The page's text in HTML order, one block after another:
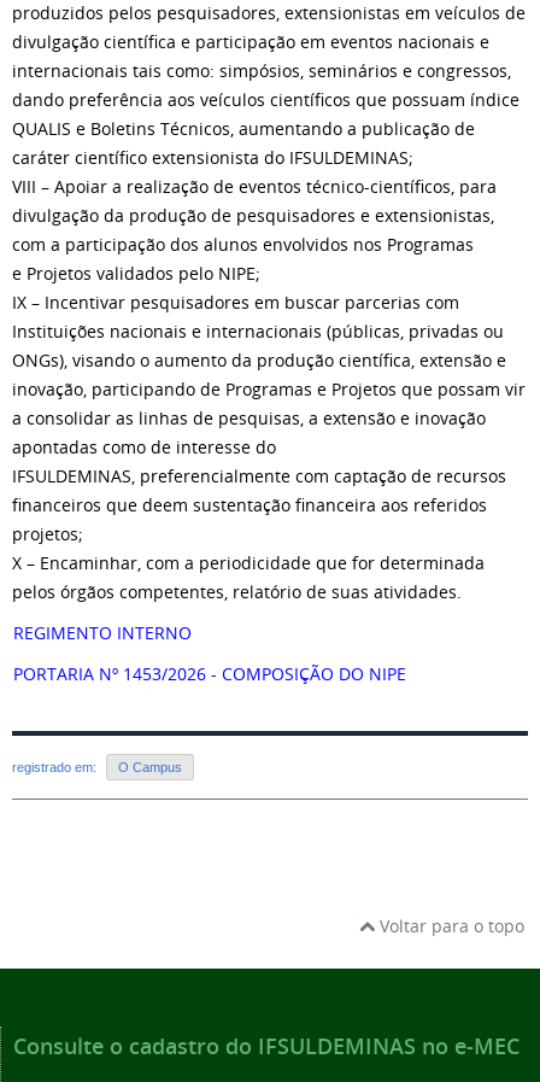
produzidos pelos pesquisadores, extensionistas em veículos de
divulgação científica e participação em eventos nacionais e
internacionais tais como: simpósios, seminários e congressos,
dando preferência aos veículos científicos que possuam índice
QUALIS e Boletins Técnicos, aumentando a publicação de
caráter científico extensionista do IFSULDEMINAS;
VIII – Apoiar a realização de eventos técnico-científicos, para
divulgação da produção de pesquisadores e extensionistas,
com a participação dos alunos envolvidos nos Programas
e Projetos validados pelo NIPE;
IX – Incentivar pesquisadores em buscar parcerias com
Instituições nacionais e internacionais (públicas, privadas ou
ONGs), visando o aumento da produção científica, extensão e
inovação, participando de Programas e Projetos que possam vir
a consolidar as linhas de pesquisas, a extensão e inovação
apontadas como de interesse do
IFSULDEMINAS, preferencialmente com captação de recursos
financeiros que deem sustentação financeira aos referidos
projetos;
X – Encaminhar, com a periodicidade que for determinada
pelos órgãos competentes, relatório de suas atividades.
REGIMENTO INTERNO
PORTARIA Nº 1453/2026 - COMPOSIÇÃO DO NIPE
registrado em: O Campus
Voltar para o topo
Consulte o cadastro do IFSULDEMINAS no e-MEC